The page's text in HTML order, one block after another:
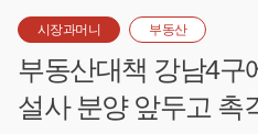
시장과머니 부동산
부동산대책 강남4구
설사 분양 앞두고 촉